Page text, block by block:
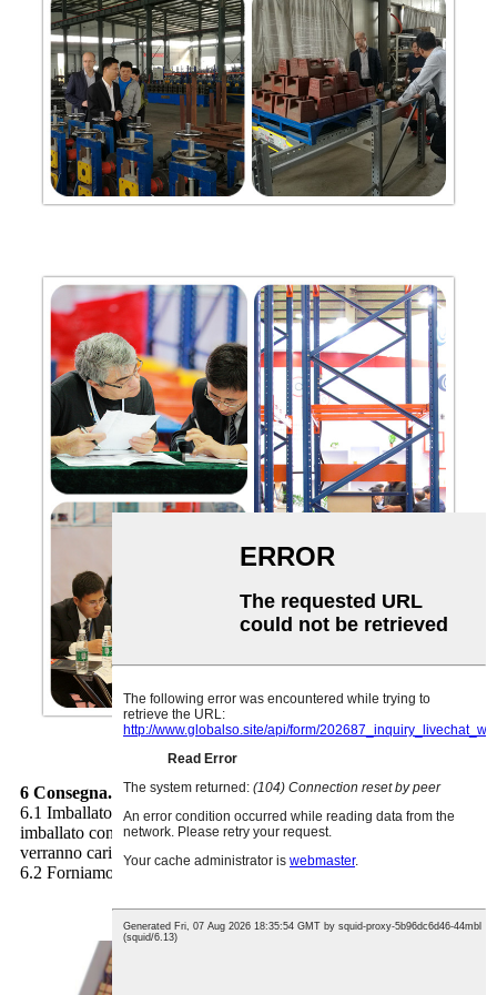
6 Consegna. Spedizione e servizio
6.1 Imballato e spedizione. Normalmente il montante sarà
imballato con schiume plastiche. E le scaffalature della navetta
verranno caricate su pallet di legno.
6.2 Forniamo il disegno del layout e l'immagine dell'effetto 3D